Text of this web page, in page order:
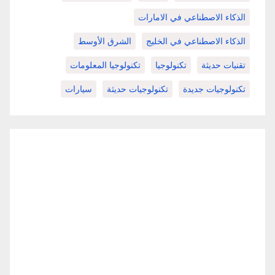
الذكاء الاصطناعي في الامارات
الذكاء الاصطناعي في الخليج الشرق الأوسط
تقنيات حديثة تكنولوجيا تكنولوجيا المعلومات
تكنولوجيات جديدة تكنولوجيات حديثة سيارات